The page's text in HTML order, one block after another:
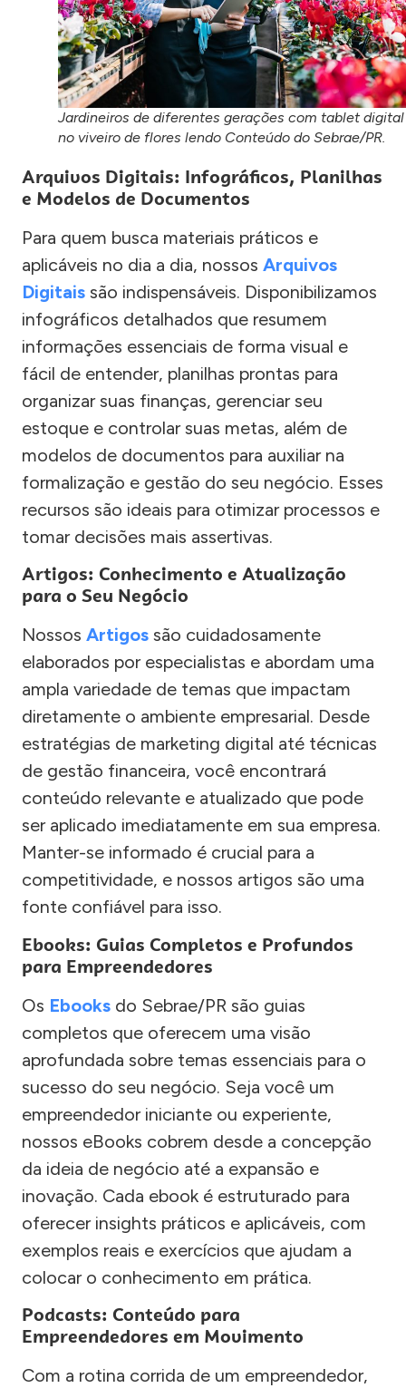
Jardineiros de diferentes gerações com tablet digital
no viveiro de flores lendo Conteúdo do Sebrae/PR.
Arquivos Digitais: Infográficos, Planilhas
e Modelos de Documentos
Para quem busca materiais práticos e
aplicáveis no dia a dia, nossos Arquivos
Digitais são indispensáveis. Disponibilizamos
infográficos detalhados que resumem
informações essenciais de forma visual e
fácil de entender, planilhas prontas para
organizar suas finanças, gerenciar seu
estoque e controlar suas metas, além de
modelos de documentos para auxiliar na
formalização e gestão do seu negócio. Esses
recursos são ideais para otimizar processos e
tomar decisões mais assertivas.
Artigos: Conhecimento e Atualização
para o Seu Negócio
Nossos Artigos são cuidadosamente
elaborados por especialistas e abordam uma
ampla variedade de temas que impactam
diretamente o ambiente empresarial. Desde
estratégias de marketing digital até técnicas
de gestão financeira, você encontrará
conteúdo relevante e atualizado que pode
ser aplicado imediatamente em sua empresa.
Manter-se informado é crucial para a
competitividade, e nossos artigos são uma
fonte confiável para isso.
Ebooks: Guias Completos e Profundos
para Empreendedores
Os Ebooks do Sebrae/PR são guias
completos que oferecem uma visão
aprofundada sobre temas essenciais para o
sucesso do seu negócio. Seja você um
empreendedor iniciante ou experiente,
nossos eBooks cobrem desde a concepção
da ideia de negócio até a expansão e
inovação. Cada ebook é estruturado para
oferecer insights práticos e aplicáveis, com
exemplos reais e exercícios que ajudam a
colocar o conhecimento em prática.
Podcasts: Conteúdo para
Empreendedores em Movimento
Com a rotina corrida de um empreendedor,